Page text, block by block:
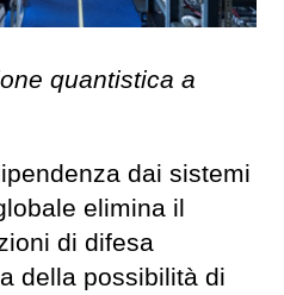
quantistica a
dai sistemi
elimina il
di difesa
della possibilità di